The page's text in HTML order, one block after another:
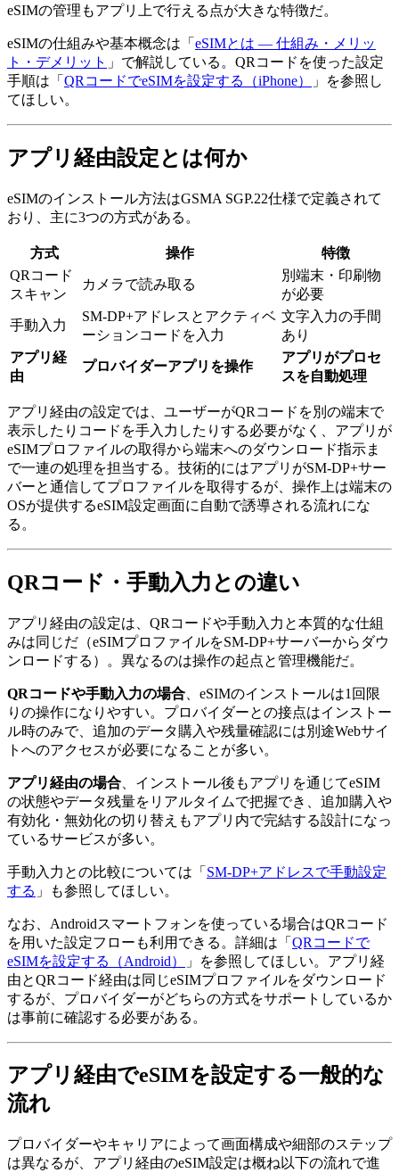
eSIMの管理もアプリ上で行える点が大きな特徴だ。
eSIMの仕組みや基本概念は「 eSIMとは — 仕組み・メリッ
ト・デメリット 」で解説している。QRコードを使った設定
手順は「 QRコードでeSIMを設定する（iPhone）
」を参照し
てほしい。
アプリ経由設定とは何か
eSIMのインストール方法はGSMA SGP.22仕様で定義されて
おり、主に3つの方式がある。
方式 操作
特徴
QRコード
スキャン
カメラで読み取る
別端末・印刷物
が必要
手動入力
SM-DP+アドレスとアクティベ
ーションコードを入力
文字入力の手間
あり
アプリ経
由
プロバイダーアプリを操作
アプリがプロセ
スを自動処理
アプリ経由の設定では、ユーザーがQRコードを別の端末で
表示したりコードを手入力したりする必要がなく、アプリが
eSIMプロファイルの取得から端末へのダウンロード指示ま
で一連の処理を担当する。技術的にはアプリがSM-DP+サー
バーと通信してプロファイルを取得するが、操作上は端末の
OSが提供するeSIM設定画面に自動で誘導される流れにな
る。
QRコード・手動入力との違い
アプリ経由の設定は、QRコードや手動入力と本質的な仕組
みは同じだ（eSIMプロファイルをSM-DP+サーバーからダウ
ンロードする）。異なるのは操作の起点と管理機能だ。
QRコードや手動入力の場合 、eSIMのインストールは1回限
りの操作になりやすい。プロバイダーとの接点はインストー
ル時のみで、追加のデータ購入や残量確認には別途Webサイ
トへのアクセスが必要になることが多い。
アプリ経由の場合 、インストール後もアプリを通じてeSIM
の状態やデータ残量をリアルタイムで把握でき、追加購入や
有効化・無効化の切り替えもアプリ内で完結する設計になっ
ているサービスが多い。
手動入力との比較については「 SM-DP+アドレスで手動設定
する 」も参照してほしい。
なお、Androidスマートフォンを使っている場合はQRコード
を用いた設定フローも利用できる。詳細は「 QRコードで
eSIMを設定する（Android）
」を参照してほしい。アプリ経
由とQRコード経由は同じeSIMプロファイルをダウンロード
するが、プロバイダーがどちらの方式をサポートしているか
は事前に確認する必要がある。
アプリ経由でeSIMを設定する一般的な
流れ
プロバイダーやキャリアによって画面構成や細部のステップ
は異なるが、アプリ経由のeSIM設定は概ね以下の流れで進